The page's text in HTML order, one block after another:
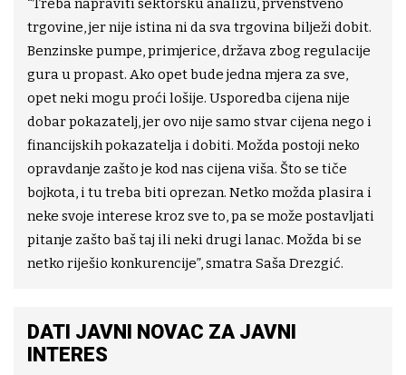
“Treba napraviti sektorsku analizu, prvenstveno
trgovine, jer nije istina ni da sva trgovina bilježi dobit.
Benzinske pumpe, primjerice, država zbog regulacije
gura u propast. Ako opet bude jedna mjera za sve,
opet neki mogu proći lošije. Usporedba cijena nije
dobar pokazatelj, jer ovo nije samo stvar cijena nego i
financijskih pokazatelja i dobiti. Možda postoji neko
opravdanje zašto je kod nas cijena viša. Što se tiče
bojkota, i tu treba biti oprezan. Netko možda plasira i
neke svoje interese kroz sve to, pa se može postavljati
pitanje zašto baš taj ili neki drugi lanac. Možda bi se
netko riješio konkurencije”, smatra Saša Drezgić.
DATI JAVNI NOVAC ZA JAVNI
INTERES